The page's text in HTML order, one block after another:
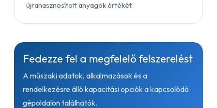
újrahasznosított anyagok értékét.
Fedezze fel a megfelelő felszerelést
A műszaki adatok, alkalmazások és a
rendelkezésre álló kapacitási opciók a kapcsolódó
gépoldalon találhatók.